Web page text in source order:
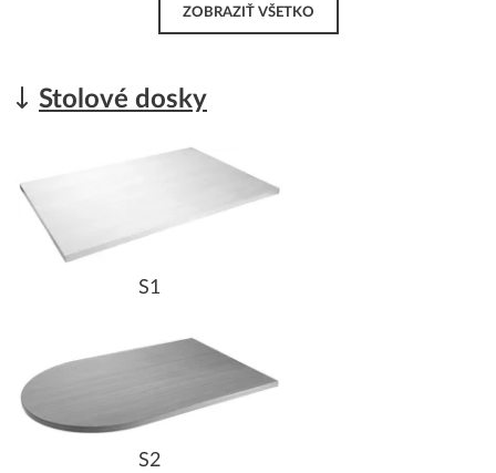
ZOBRAZIŤ VŠETKO
Stolové dosky
S1
S2